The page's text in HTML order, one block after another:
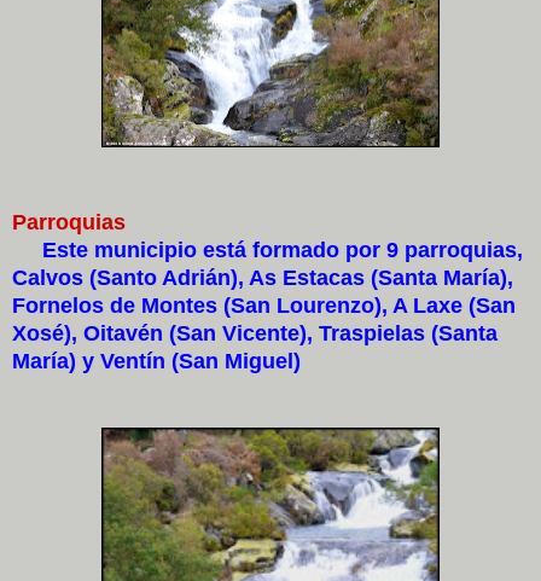
Parroquias
Este municipio está formado por 9 parroquias,
Calvos (Santo Adrián), As Estacas (Santa María),
Fornelos de Montes (San Lourenzo), A Laxe (San
Xosé), Oitavén (San Vicente), Traspielas (Santa
María) y Ventín (San Miguel)